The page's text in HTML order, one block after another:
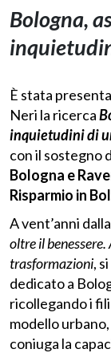
Bologna,
È stata
Neri la ricerca
inquietudini di
con il sostegno
Bologna e
Risparmio in
A vent’anni
oltre il
trasformazioni,
dedicato a
ricollegando i
modello
coniuga la